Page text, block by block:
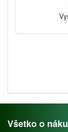
Všetko o